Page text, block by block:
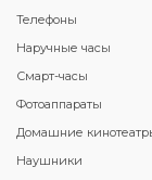
Телефоны
Наручные часы
Смарт-часы
Фотоаппараты
Домашние
Наушники